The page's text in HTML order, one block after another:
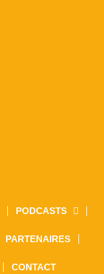
PODCASTS
PARTENAIRES
CONTACT